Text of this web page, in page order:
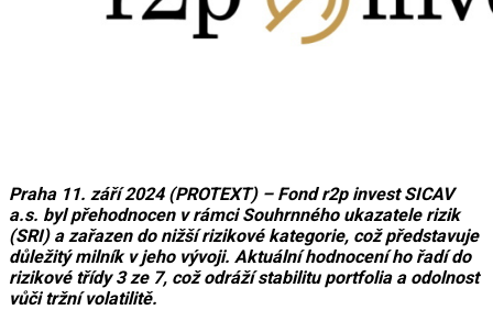
Praha 11. září 2024 (PROTEXT) – Fond r2p invest SICAV
a.s. byl přehodnocen v rámci Souhrnného ukazatele rizik
(SRI) a zařazen do nižší rizikové kategorie, což představuje
důležitý milník v jeho vývoji. Aktuální hodnocení ho řadí do
rizikové třídy 3 ze 7, což odráží stabilitu portfolia a odolnost
vůči tržní volatilitě.